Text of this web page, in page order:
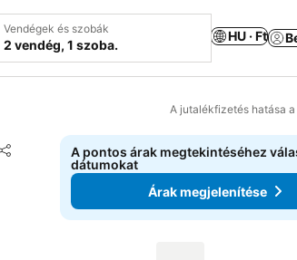
Vendégek és szobák
2 vendég, 1 szoba.
HU · Ft
A jutalékfizetés hatása
Megosztás
Hozzáadás a kedvencekhez
A pontos árak megtekintéséhez
dátumokat
Árak megjelenítése